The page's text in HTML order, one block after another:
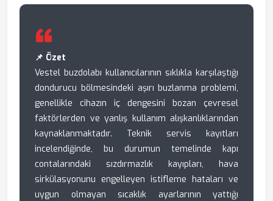
📌 Özet
Vestel buzdolabı kullanıcılarının sıklıkla karşılaştığı
dondurucu bölmesindeki aşırı buzlanma problemi,
genellikle cihazın iç dengesini bozan çevresel
faktörlerden ve yanlış kullanım alışkanlıklarından
kaynaklanmaktadır. Teknik servis kayıtları
incelendiğinde, bu durumun temelinde kapı
contalarındaki sızdırmazlık kayıpları, hava
sirkülasyonunu engelleyen istifleme hataları ve
uygun olmayan sıcaklık ayarlarının yattığı